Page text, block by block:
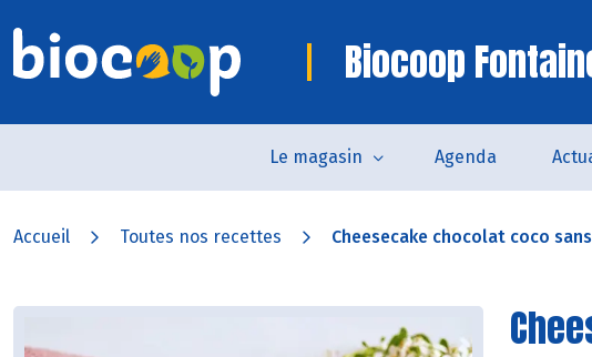
Biocoop
Le magasin Agenda
Accueil Toutes nos recettes Cheesecake chocolat coco